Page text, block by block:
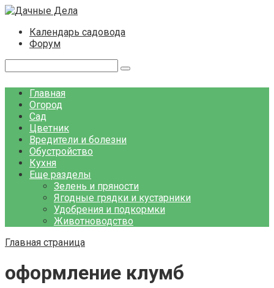
Перейти
контентуКалендарь садовода
Форум
Главная
Огород
Сад
Цветник
Вредители и болезни
Обустройство
Кухня
Еще разделы
Зелень и пряности
Ягодные грядки и кустарники
Удобрения и подкормки
Животноводство
Главная страница
оформление клумб